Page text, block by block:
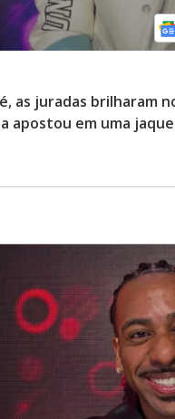
as juradas brilharam
em uma